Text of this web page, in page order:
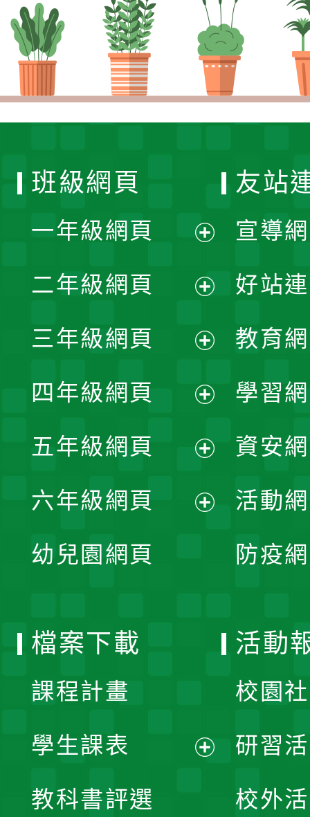
班級網頁
一年級網頁
開
選
單
二年級網頁
開
選
單
三年級網頁
開
選
單
四年級網頁
開
選
五年級網頁
開
六年級網頁
幼兒園網頁
友站
宣導
好站
教育
學習
資安
活動
防疫
檔案下載
課程計畫
學生課表
教科書評選
活動
校園
研習
校外